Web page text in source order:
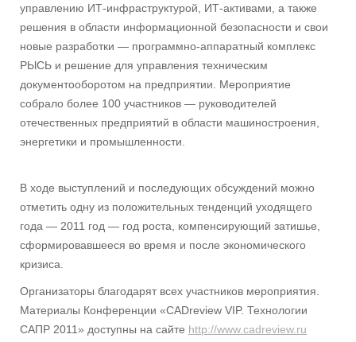
управлению ИТ-инфраструктурой, ИТ-активами, а также
решения в области информационной безопасности и свои
новые разработки — программно-аппаратный комплекс
РЫСЬ и решение для управления техническим
документооборотом на предприятии. Мероприятие
собрало более 100 участников — руководителей
отечественных предприятий в области машиностроения,
энергетики и промышленности.
В ходе выступлений и последующих обсуждений можно
отметить одну из положительных тенденций уходящего
года — 2011 год — год роста, компенсирующий затишье,
сформировавшееся во время и после экономического
кризиса.
Организаторы благодарят всех участников мероприятия.
Материалы Конференции «CADreview VIP. Технологии
САПР 2011» доступны на сайте http://www.cadreview.ru